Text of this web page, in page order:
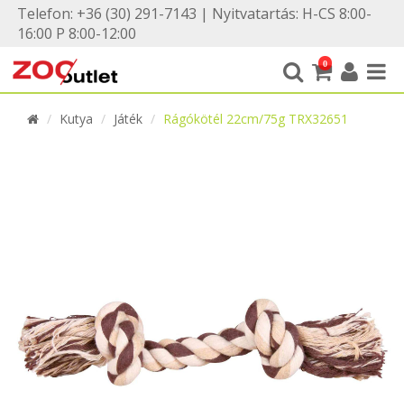
Telefon: +36 (30) 291-7143 | Nyitvatartás: H-CS 8:00-
16:00 P 8:00-12:00
0
Kutya Játék Rágókötél 22cm/75g TRX32651